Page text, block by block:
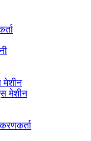
मेशीन
मेशीन